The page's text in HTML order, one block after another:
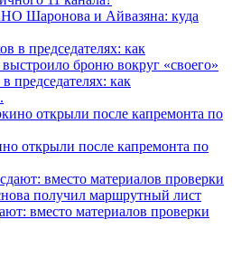
Шаронова и Айвазяна: куда
председателях: как
открыли после капремонта по
вместо материалов проверки